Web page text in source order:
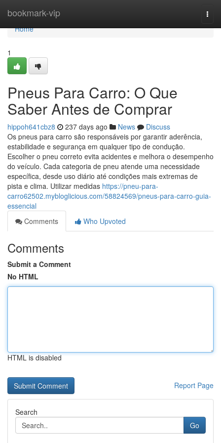
bookmark-vip
Home
Home
1
Pneus Para Carro: O Que
Saber Antes de Comprar
hippoh641cbz8 237 days ago News
Discuss
Os pneus para carro são responsáveis por garantir aderência,
estabilidade e segurança em qualquer tipo de condução.
Escolher o pneu correto evita acidentes e melhora o desempenho
do veículo. Cada categoria de pneu atende uma necessidade
específica, desde uso diário até condições mais extremas de
pista e clima. Utilizar medidas https://pneu-para-
carro62502.mybloglicious.com/58824569/pneus-para-carro-guia-
essencial
Comments
Who Upvoted
Comments
Submit a Comment
No HTML
HTML is disabled
Report Page
Search
Go